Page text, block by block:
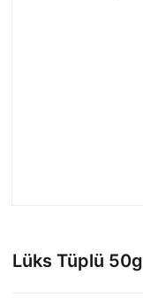
Lüks Tüplü